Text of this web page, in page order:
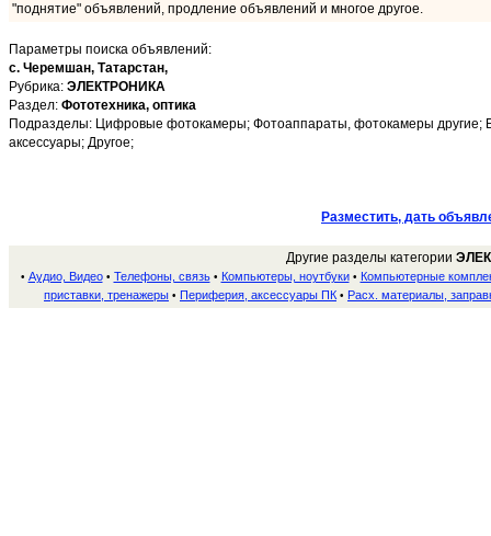
"поднятие" объявлений, продление объявлений и многое другое.
Параметры поиска объявлений:
с. Черемшан, Татарстан,
Рубрика: ЭЛЕКТРОНИКА
Раздел: Фототехника, оптика
Подразделы: Цифровые фотокамеры; Фотоаппараты, фотокамеры другие;
аксессуары; Другое;
Разместить, дать
Другие разделы категории
• Аудио, Видео• Телефоны, связь• Компьютеры, ноутбуки• Компьютерные
приставки, тренажеры • Периферия, аксессуары ПК • Расх. материалы,